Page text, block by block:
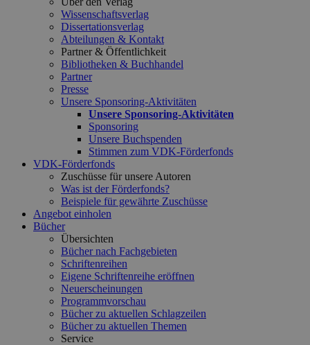
Wissenschaftsverlag
Dissertationsverlag
Abteilungen & Kontakt
Partner & Öffentlichkeit
Bibliotheken & Buchhandel
Partner
Presse
Unsere Sponsoring-Aktivitäten
Unsere Sponsoring-Aktivitäten
Sponsoring
Unsere Buchspenden
Stimmen zum VDK-Förderfonds
VDK-Förderfonds
Zuschüsse für unsere Autoren
Was ist der Förderfonds?
Beispiele für gewährte Zuschüsse
Angebot einholen
Bücher
Übersichten
Bücher nach Fachgebieten
Schriftenreihen
Eigene Schriftenreihe eröffnen
Neuerscheinungen
Programmvorschau
Bücher zu aktuellen Schlagzeilen
Bücher zu aktuellen Themen
Service